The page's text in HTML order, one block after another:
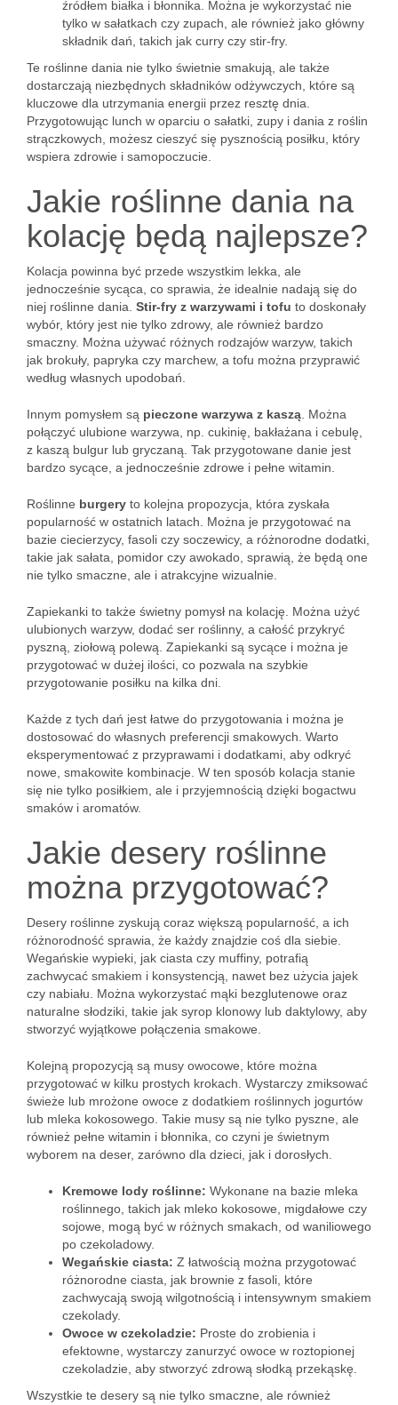
źródłem białka i błonnika. Można je wykorzystać nie
tylko w sałatkach czy zupach, ale również jako główny
składnik dań, takich jak curry czy stir-fry.
Te roślinne dania nie tylko świetnie smakują, ale także
dostarczają niezbędnych składników odżywczych, które są
kluczowe dla utrzymania energii przez resztę dnia.
Przygotowując lunch w oparciu o sałatki, zupy i dania z roślin
strączkowych, możesz cieszyć się pysznością posiłku, który
wspiera zdrowie i samopoczucie.
Jakie roślinne dania na
kolację będą najlepsze?
Kolacja powinna być przede wszystkim lekka, ale
jednocześnie sycąca, co sprawia, że idealnie nadają się do
niej roślinne dania. Stir-fry z warzywami i tofu to doskonały
wybór, który jest nie tylko zdrowy, ale również bardzo
smaczny. Można używać różnych rodzajów warzyw, takich
jak brokuły, papryka czy marchew, a tofu można przyprawić
według własnych upodobań.
Innym pomysłem są pieczone warzywa z kaszą . Można
połączyć ulubione warzywa, np. cukinię, bakłażana i cebulę,
z kaszą bulgur lub gryczaną. Tak przygotowane danie jest
bardzo sycące, a jednocześnie zdrowe i pełne witamin.
Roślinne burgery to kolejna propozycja, która zyskała
popularność w ostatnich latach. Można je przygotować na
bazie ciecierzycy, fasoli czy soczewicy, a różnorodne dodatki,
takie jak sałata, pomidor czy awokado, sprawią, że będą one
nie tylko smaczne, ale i atrakcyjne wizualnie.
Zapiekanki to także świetny pomysł na kolację. Można użyć
ulubionych warzyw, dodać ser roślinny, a całość przykryć
pyszną, ziołową polewą. Zapiekanki są sycące i można je
przygotować w dużej ilości, co pozwala na szybkie
przygotowanie posiłku na kilka dni.
Każde z tych dań jest łatwe do przygotowania i można je
dostosować do własnych preferencji smakowych. Warto
eksperymentować z przyprawami i dodatkami, aby odkryć
nowe, smakowite kombinacje. W ten sposób kolacja stanie
się nie tylko posiłkiem, ale i przyjemnością dzięki bogactwu
smaków i aromatów.
Jakie desery roślinne
można przygotować?
Desery roślinne zyskują coraz większą popularność, a ich
różnorodność sprawia, że każdy znajdzie coś dla siebie.
Wegańskie wypieki, jak ciasta czy muffiny, potrafią
zachwycać smakiem i konsystencją, nawet bez użycia jajek
czy nabiału. Można wykorzystać mąki bezglutenowe oraz
naturalne słodziki, takie jak syrop klonowy lub daktylowy, aby
stworzyć wyjątkowe połączenia smakowe.
Kolejną propozycją są musy owocowe, które można
przygotować w kilku prostych krokach. Wystarczy zmiksować
świeże lub mrożone owoce z dodatkiem roślinnych jogurtów
lub mleka kokosowego. Takie musy są nie tylko pyszne, ale
również pełne witamin i błonnika, co czyni je świetnym
wyborem na deser, zarówno dla dzieci, jak i dorosłych.
Kremowe lody roślinne: Wykonane na bazie mleka
roślinnego, takich jak mleko kokosowe, migdałowe czy
sojowe, mogą być w różnych smakach, od waniliowego
po czekoladowy.
Wegańskie ciasta: Z łatwością można przygotować
różnorodne ciasta, jak brownie z fasoli, które
zachwycają swoją wilgotnością i intensywnym smakiem
czekolady.
Owoce w czekoladzie: Proste do zrobienia i
efektowne, wystarczy zanurzyć owoce w roztopionej
czekoladzie, aby stworzyć zdrową słodką przekąskę.
Wszystkie te desery są nie tylko smaczne, ale również